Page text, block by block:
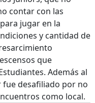
contar con las
jugar en la
y cantidad de
que
Además al
desafiliado por no
como local.